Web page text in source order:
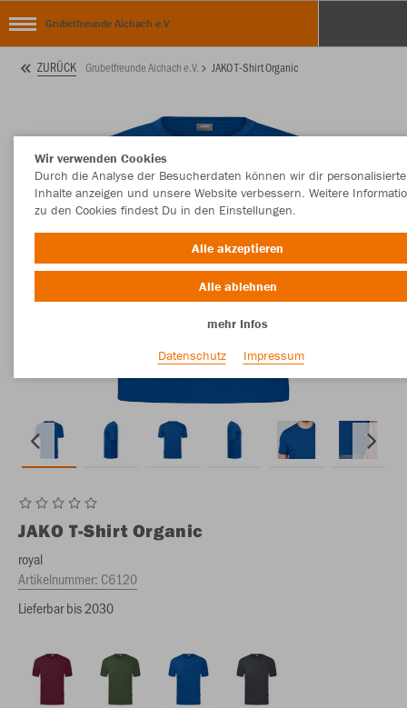
Grubetfreunde Aichach e.V.
ZURÜCK Grubetfreunde Aichach e.V. JAKO T-Shirt Organic
JAKO T-Shirt Organic
royal
Artikelnummer: C6120
Lieferbar bis 2030
Wir verwenden Cookies
Durch die Analyse der Besucherdaten können wir dir personalisierte
Inhalte anzeigen und unsere Website verbessern. Weitere
zu den Cookies findest Du in den Einstellungen.
Alle akzeptieren
Alle ablehnen
mehr Infos
Datenschutz
Impressum